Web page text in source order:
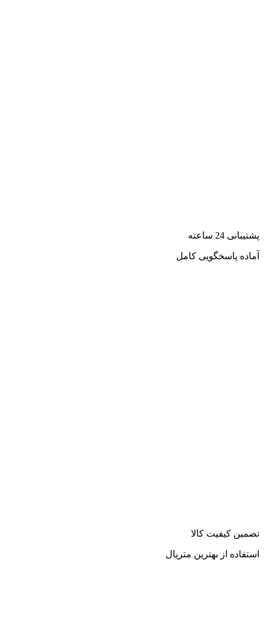
پشتیبانی 24 ساعته
آماده پاسخگویی کامل
تضمین کیفیت کالا
استفاده از بهترین متریال